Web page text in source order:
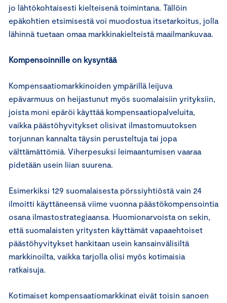
jo lähtökohtaisesti kielteisenä toimintana. Tällöin
epäkohtien etsimisestä voi muodostua itsetarkoitus, jolla
lähinnä tuetaan omaa markkinakielteistä maailmankuvaa.
Kompensoinnille on kysyntää
Kompensaatiomarkkinoiden ympärillä leijuva
epävarmuus on heijastunut myös suomalaisiin yrityksiin,
joista moni epäröi käyttää kompensaatiopalveluita,
vaikka päästöhyvitykset olisivat ilmastomuutoksen
torjunnan kannalta täysin perusteltuja tai jopa
välttämättömiä. Viherpesuksi leimaantumisen vaaraa
pidetään usein liian suurena.
Esimerkiksi 129 suomalaisesta pörssiyhtiöstä vain 24
ilmoitti käyttäneensä viime vuonna päästökompensointia
osana ilmastostrategiaansa. Huomionarvoista on sekin,
että suomalaisten yritysten käyttämät vapaaehtoiset
päästöhyvitykset hankitaan usein kansainvälisiltä
markkinoilta, vaikka tarjolla olisi myös kotimaisia
ratkaisuja.
Kotimaiset kompensaatiomarkkinat eivät toisin sanoen